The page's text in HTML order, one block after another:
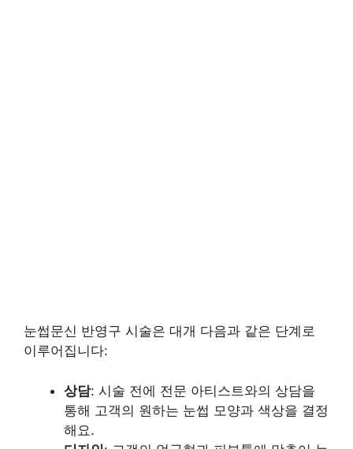
눈썹문신 반영구 시술은 대개 다음과 같은 단계로
이루어집니다:
상담: 시술 전에 전문 아티스트와의 상담을
통해 고객의 원하는 눈썹 모양과 색상을 결정
해요.